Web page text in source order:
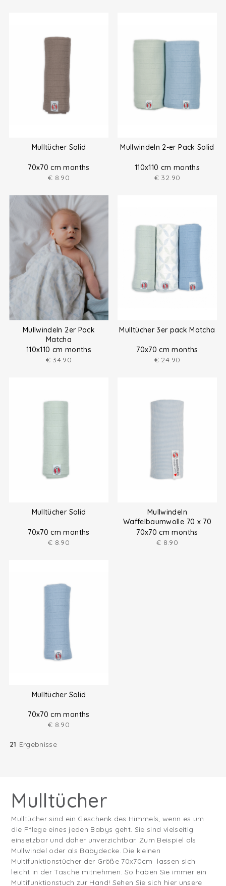
Mulltücher Solid
70x70 cm months
€ 8.90
Mullwindeln 2-er Pack Solid
110x110 cm months
€ 32.90
Mullwindeln 2er Pack
Matcha
110x110 cm months
€ 34.90
Mulltücher 3er pack Matcha
70x70 cm months
€ 24.90
Mulltücher Solid
70x70 cm months
€ 8.90
Mullwindeln
Waffelbaumwolle 70 x 70
cm
70x70 cm months
€ 8.90
Mulltücher Solid
70x70 cm months
€ 8.90
21 Ergebnisse
Mulltücher
Mulltücher sind ein Geschenk des Himmels, wenn es um
die Pflege eines jeden Babys geht. Sie sind vielseitig
einsetzbar und daher unverzichtbar. Zum Beispiel als
Mullwindel oder als Babydecke. Die kleinen
Multifunktionstücher der Größe 70x70cm lassen sich
leicht in der Tasche mitnehmen. So haben Sie immer ein
Multifunktionstuch zur Hand! Sehen Sie sich hier unsere